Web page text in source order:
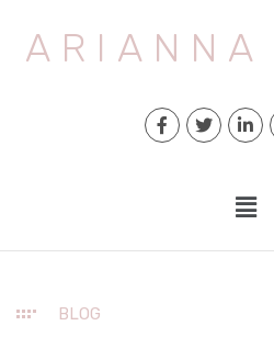
ARIANNA
BLOG